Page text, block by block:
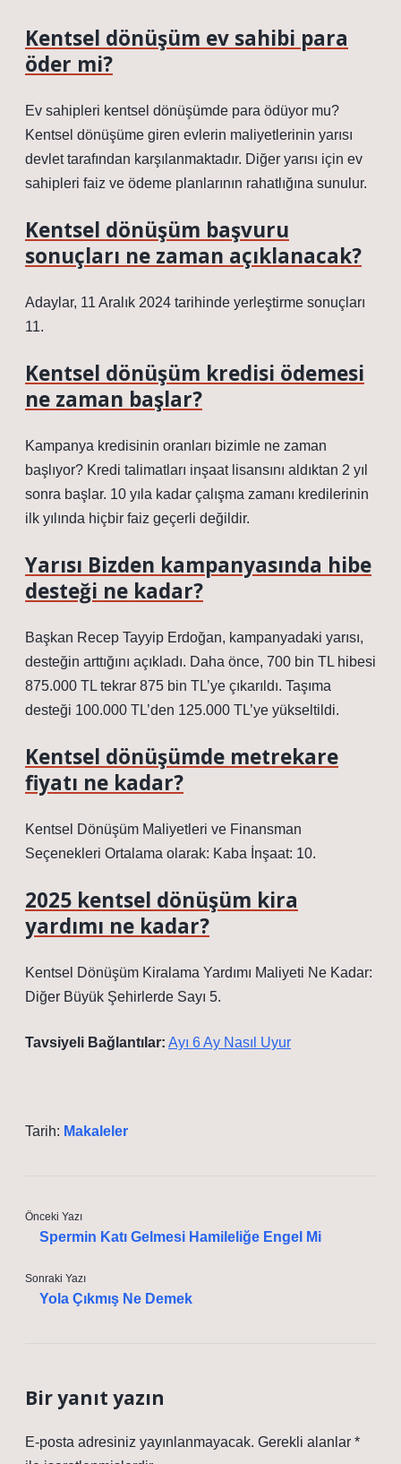
Kentsel dönüşüm ev sahibi para
öder mi?
Ev sahipleri kentsel dönüşümde para ödüyor mu?
Kentsel dönüşüme giren evlerin maliyetlerinin yarısı
devlet tarafından karşılanmaktadır. Diğer yarısı için ev
sahipleri faiz ve ödeme planlarının rahatlığına sunulur.
Kentsel dönüşüm başvuru
sonuçları ne zaman açıklanacak?
Adaylar, 11 Aralık 2024 tarihinde yerleştirme sonuçları
11.
Kentsel dönüşüm kredisi ödemesi
ne zaman başlar?
Kampanya kredisinin oranları bizimle ne zaman
başlıyor? Kredi talimatları inşaat lisansını aldıktan 2 yıl
sonra başlar. 10 yıla kadar çalışma zamanı kredilerinin
ilk yılında hiçbir faiz geçerli değildir.
Yarısı Bizden kampanyasında hibe
desteği ne kadar?
Başkan Recep Tayyip Erdoğan, kampanyadaki yarısı,
desteğin arttığını açıkladı. Daha önce, 700 bin TL hibesi
875.000 TL tekrar 875 bin TL’ye çıkarıldı. Taşıma
desteği 100.000 TL’den 125.000 TL’ye yükseltildi.
Kentsel dönüşümde metrekare
fiyatı ne kadar?
Kentsel Dönüşüm Maliyetleri ve Finansman
Seçenekleri Ortalama olarak: Kaba İnşaat: 10.
2025 kentsel dönüşüm kira
yardımı ne kadar?
Kentsel Dönüşüm Kiralama Yardımı Maliyeti Ne Kadar:
Diğer Büyük Şehirlerde Sayı 5.
Tavsiyeli Bağlantılar: Ayı 6 Ay Nasıl Uyur
Tarih: Makaleler
Önceki Yazı
Spermin Katı Gelmesi Hamileliğe Engel Mi
Sonraki Yazı
Yola Çıkmış Ne Demek
Bir yanıt yazın
E-posta adresiniz yayınlanmayacak. Gerekli alanlar *